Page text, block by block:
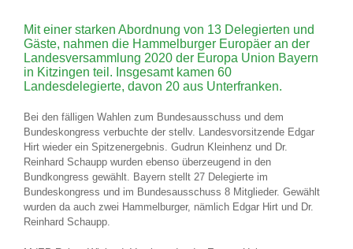
Mit einer starken Abordnung von 13 Delegierten und
Gäste, nahmen die Hammelburger Europäer an der
Landesversammlung 2020 der Europa Union Bayern
in Kitzingen teil. Insgesamt kamen 60
Landesdelegierte, davon 20 aus Unterfranken.
Bei den fälligen Wahlen zum Bundesausschuss und dem
Bundeskongress verbuchte der stellv. Landesvorsitzende Edgar
Hirt wieder ein Spitzenergebnis. Gudrun Kleinhenz und Dr.
Reinhard Schaupp wurden ebenso überzeugend in den
Bundkongress gewählt. Bayern stellt 27 Delegierte im
Bundeskongress und im Bundesausschuss 8 Mitglieder. Gewählt
wurden da auch zwei Hammelburger, nämlich Edgar Hirt und Dr.
Reinhard Schaupp.